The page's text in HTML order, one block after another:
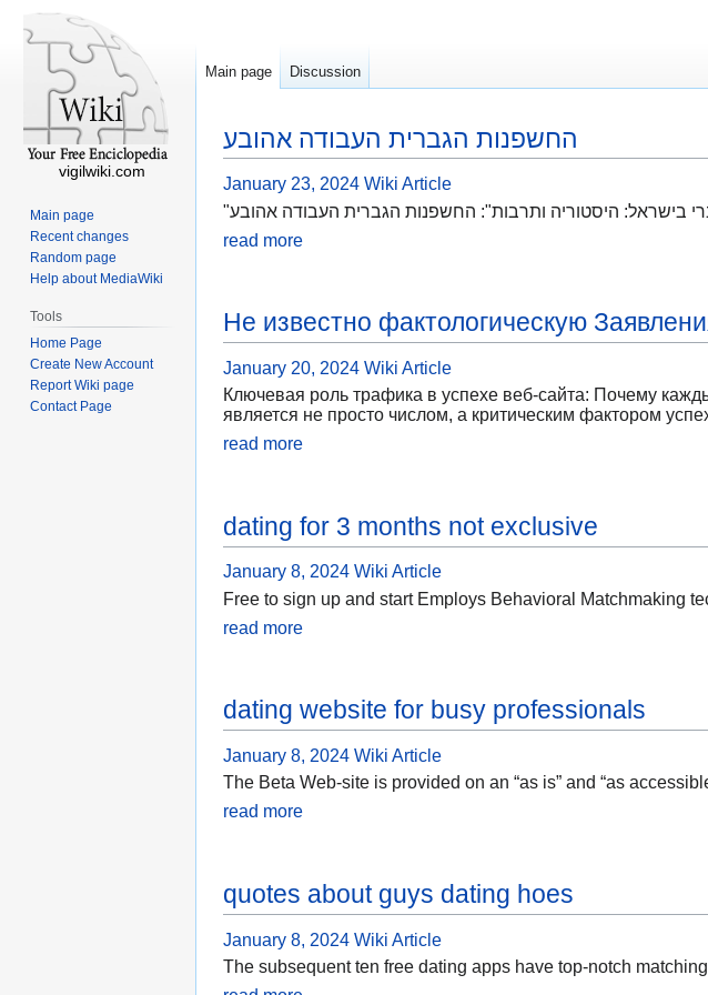
החשפנות הגברית העבודה אהובע
January 23, 2024 Wiki Article
בישראל: היסטוריה ותרבות": החשפנות הגברית העבודה אהובע
read more
Не известно фактологическую
January 20, 2024 Wiki Article
Ключевая роль трафика в успехе веб-сайта: Почему
является не просто числом, а критическим фактором
read more
dating for 3 months not exclusive
January 8, 2024 Wiki Article
Free to sign up and start Employs Behavioral Matchmaking
read more
dating website for busy professionals
January 8, 2024 Wiki Article
The Beta Web-site is provided on an “as is” and “as
read more
quotes about guys dating hoes
January 8, 2024 Wiki Article
The subsequent ten free dating apps have top-notch
Main page Discussion
vigilwiki.com
Main page
Recent changes
Random page
Help about MediaWiki
Tools
Home Page
Create New Account
Report Wiki page
Contact Page